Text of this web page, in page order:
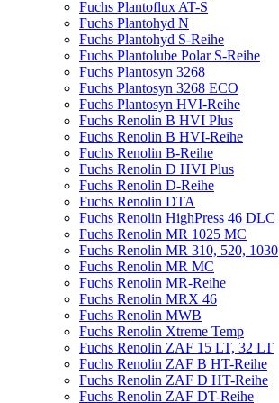
Fuchs Plantoflux AT-S
Fuchs Plantohyd N
Fuchs Plantohyd S-Reihe
Fuchs Plantolube Polar S-Reihe
Fuchs Plantosyn 3268
Fuchs Plantosyn 3268 ECO
Fuchs Plantosyn HVI-Reihe
Fuchs Renolin B HVI Plus
Fuchs Renolin B HVI-Reihe
Fuchs Renolin B-Reihe
Fuchs Renolin D HVI Plus
Fuchs Renolin D-Reihe
Fuchs Renolin DTA
Fuchs Renolin HighPress 46 DLC
Fuchs Renolin MR 1025 MC
Fuchs Renolin MR 310, 520, 1030
Fuchs Renolin MR MC
Fuchs Renolin MR-Reihe
Fuchs Renolin MRX 46
Fuchs Renolin MWB
Fuchs Renolin Xtreme Temp
Fuchs Renolin ZAF 15 LT, 32 LT
Fuchs Renolin ZAF B HT-Reihe
Fuchs Renolin ZAF D HT-Reihe
Fuchs Renolin ZAF DT-Reihe